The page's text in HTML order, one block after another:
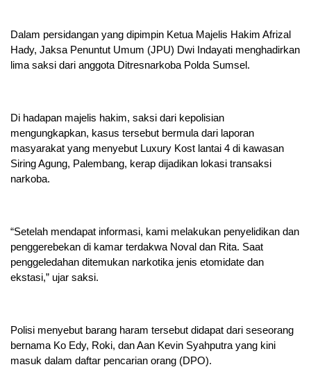
Dalam persidangan yang dipimpin Ketua Majelis Hakim Afrizal
Hady, Jaksa Penuntut Umum (JPU) Dwi Indayati menghadirkan
lima saksi dari anggota Ditresnarkoba Polda Sumsel.
Di hadapan majelis hakim, saksi dari kepolisian
mengungkapkan, kasus tersebut bermula dari laporan
masyarakat yang menyebut Luxury Kost lantai 4 di kawasan
Siring Agung, Palembang, kerap dijadikan lokasi transaksi
narkoba.
“Setelah mendapat informasi, kami melakukan penyelidikan dan
penggerebekan di kamar terdakwa Noval dan Rita. Saat
penggeledahan ditemukan narkotika jenis etomidate dan
ekstasi,” ujar saksi.
Polisi menyebut barang haram tersebut didapat dari seseorang
bernama Ko Edy, Roki, dan Aan Kevin Syahputra yang kini
masuk dalam daftar pencarian orang (DPO).